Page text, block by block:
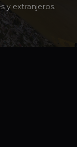
y extranjeros.